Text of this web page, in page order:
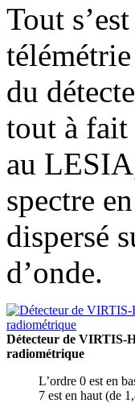
Tout
du
tout à fait
au
spectre
dispersé
d’onde.
Détecteur de VIRTIS-
radiométrique
L’ordre 0 est en
7 est en haut (de